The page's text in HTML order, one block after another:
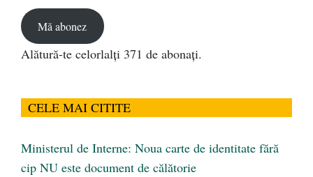
Mă abonez
Alătură-te celorlalți 371 de abonați.
CELE MAI CITITE
Ministerul de Interne: Noua carte de identitate fără
cip NU este document de călătorie